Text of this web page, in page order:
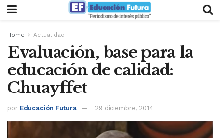
Home Actualidad
Evaluación, base para la
educación de calidad:
Chuayffet
por Educación Futura 29 diciembre, 2014